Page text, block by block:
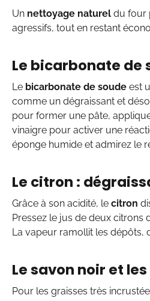
Un nettoyage naturel du four
agressifs, tout en restant
Le bicarbonate de
Le bicarbonate de soude est
comme un dégraissant et
pour former une pâte,
vinaigre pour activer une
éponge humide et admirez le
Le citron :
Grâce à son acidité, le citron
Pressez le jus de deux citrons
La vapeur ramollit les dépôts,
Le savon noir et
Pour les graisses très